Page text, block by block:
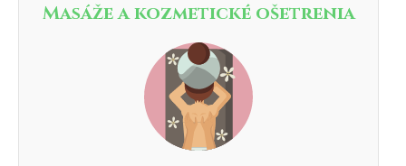
Masáže a kozmetické ošetrenia